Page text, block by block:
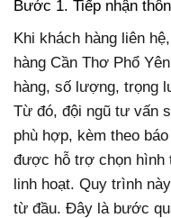
Bước 1. Tiếp nhận
Khi khách hàng liên
hàng Cần Thơ Phổ
hàng, số lượng, trọng
Từ đó, đội ngũ tư vấn
phù hợp, kèm theo
được hỗ trợ chọn hình
linh hoạt. Quy trình
từ đầu. Đây là bước